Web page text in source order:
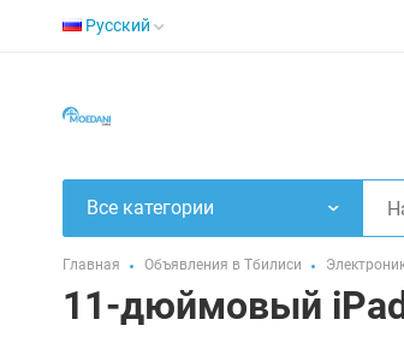
Русский
Все категории
Главная Объявления в Тбилиси
11-дюймовый